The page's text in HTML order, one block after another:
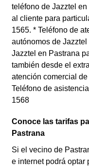
teléfono de Jazztel
al cliente para
1565. * Teléfono de
autónomos de
Jazztel en Pastrana
también desde el
atención comercial
Teléfono de
1568
Conoce las tarifas
Pastrana
Si el vecino de
e internet podrá optar